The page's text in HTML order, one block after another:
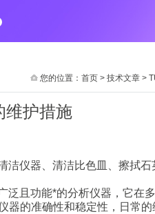
您的位置： 首页 > 技术文章 >
维护措施
仪器、清洁比色皿、擦拭石
且功能*的分析仪器，它在
的准确性和稳定性，日常的